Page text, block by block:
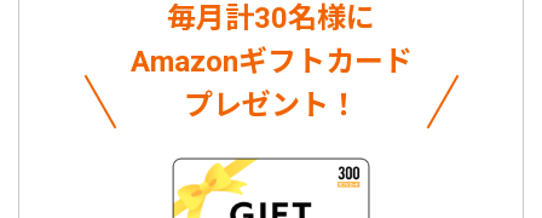
毎月計30名様に
Amazonギフトカード
プレゼント！